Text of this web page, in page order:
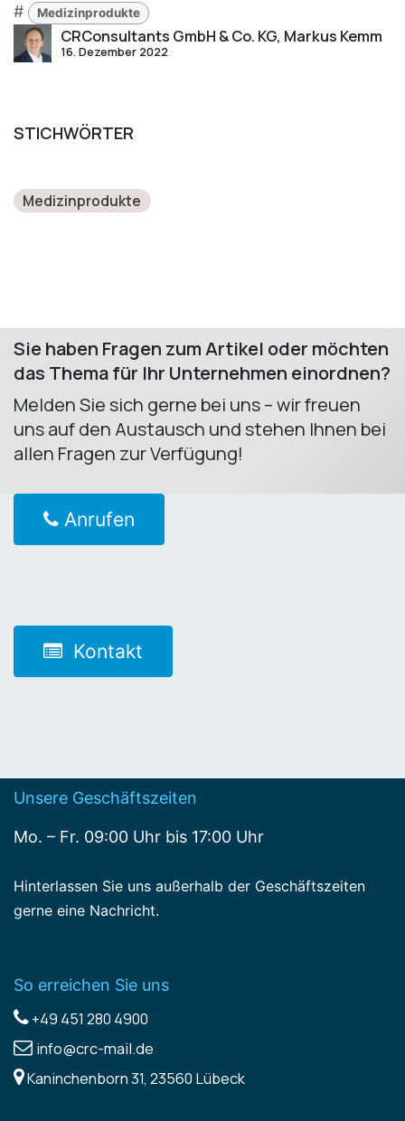
# Medizinprodukte
CRConsultants GmbH & Co. KG, Markus Kemm
16. Dezember 2022
STICHWÖRTER
Medizinprodukte
Sie haben Fragen zum Artikel oder möchten
das Thema für Ihr Unternehmen einordnen?
Melden Sie sich gerne bei uns – wir freuen
uns auf den Austausch und stehen Ihnen bei
allen Fragen zur Verfügung! ​
Anrufen
Kontakt
Unsere Geschäftszeiten
Mo. – Fr. 09:00 Uhr bis 17:00 Uhr
Hinterlassen Sie uns außerhalb der Geschäftszeiten
gerne eine Nachricht.
So erreichen Sie uns
+49 451 280 4900
info@crc-mail.de
Kaninchenborn 31, 23560 Lübeck